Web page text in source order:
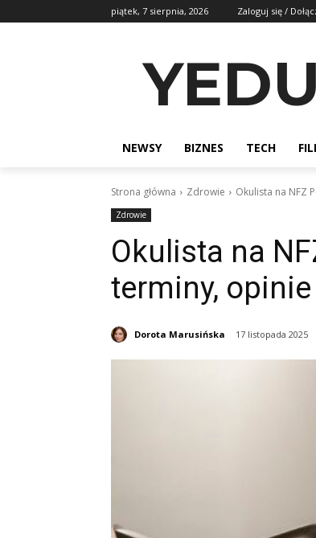
piątek, 7 sierpnia, 2026 Zaloguj się /
NEWSY BIZNES TECH
Strona główna Zdrowie Okulista na NFZ
Zdrowie
Okulista na
terminy, opinie
Dorota Marusińska 17 listopada 2025